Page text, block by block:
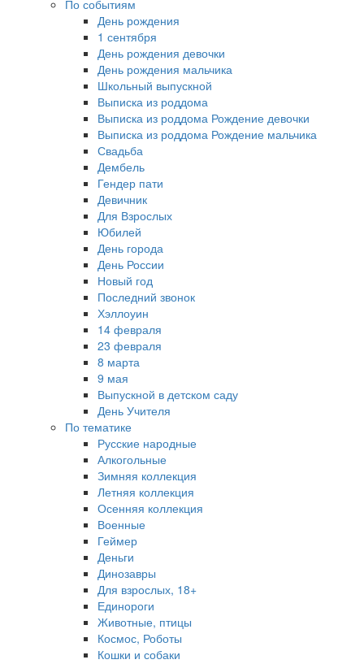
По событиям
День рождения
1 сентября
День рождения девочки
День рождения мальчика
Школьный выпускной
Выписка из роддома
Выписка из роддома Рождение девочки
Выписка из роддома Рождение мальчика
Свадьба
Дембель
Гендер пати
Девичник
Для Взрослых
Юбилей
День города
День России
Новый год
Последний звонок
Хэллоуин
14 февраля
23 февраля
8 марта
9 мая
Выпускной в детском саду
День Учителя
По тематике
Русские народные
Алкогольные
Зимняя коллекция
Летняя коллекция
Осенняя коллекция
Военные
Геймер
Деньги
Динозавры
Для взрослых, 18+
Единороги
Животные, птицы
Космос, Роботы
Кошки и собаки